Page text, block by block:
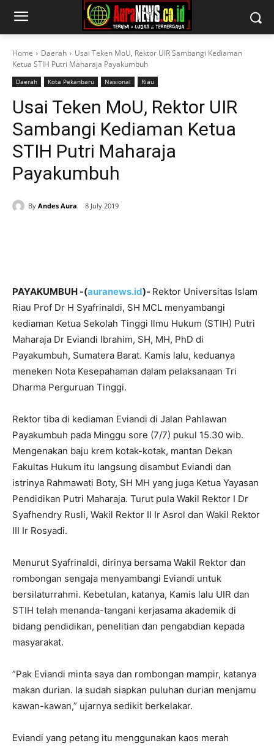
Home Daerah
Usai Teken MoU, Rektor UIR Sambangi Kediaman
Ketua STIH Putri Maharaja Payakumbuh
Daerah Kota Pekanbaru Nasional Riau
Usai Teken MoU, Rektor UIR
Sambangi Kediaman Ketua
STIH Putri Maharaja
Payakumbuh
By Andes Aura 8 July 2019
PAYAKUMBUH -(auranews.id)- Rektor Universitas Islam
Riau Prof Dr H Syafrinaldi, SH MCL menyambangi
kediaman Ketua Sekolah Tinggi Ilmu Hukum (STIH) Putri
Maharaja Dr Eviandi Ibrahim, SH, MH, PhD di
Payakumbuh, Sumatera Barat. Kamis lalu, keduanya
meneken Nota Kesepahaman dalam pelaksanaan Tri
Dharma Perguruan Tinggi.
Rektor tiba di kediaman Eviandi di Jalan Pahlawan
Payakumbuh pada Minggu sore (7/7) pukul 15.30 wib.
Mengenakan baju krem kotak-kotak, mantan Dekan
Fakultas Hukum itu langsung disambut Eviandi dan
istrinya Rahmawati Boty, SH MH yang juga Ketua Yayasan
Pendidikan Putri Maharaja. Turut pula Wakil Rektor I Dr
Syafhendry Rusli, Wakil Rektor II Ir Asrol dan Wakil Rektor
III Ir Rosyadi.
Menurut Syafrinaldi, dirinya bersama Wakil Rektor dan
rombongan sengaja menyambangi Eviandi untuk
bersilaturrahmi. Kebetulan, katanya, Kamis lalu UIR dan
STIH telah menanda-tangani kerjasama akademik di
bidang pendidikan, penelitian dan pengabdian kepada
masyarakat.
”Pak Eviandi minta saya dan rombongan mampir, katanya
makan durian. Ia sudah siapkan puluhan durian menjamu
kawan-kawan,” ujarnya sedikit berkelakar.
Eviandi yang petang itu menggunakan kaos merah